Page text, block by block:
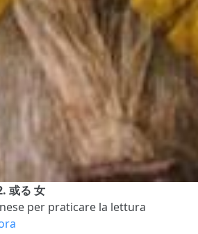
或る 女
per praticare la lettura